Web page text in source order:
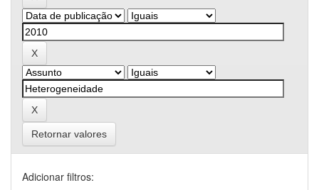
Retornar valores
Adicionar filtros: